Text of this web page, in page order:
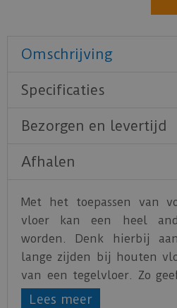
Omschrijving
Specificaties
Bezorgen en levertijd
Afhalen
Met het toepassen van
vloer kan een heel
worden. Denk hierbij
lange zijden bij houten
van een tegelvloer. Zo
dimensie aan de vloer!
Lees meer